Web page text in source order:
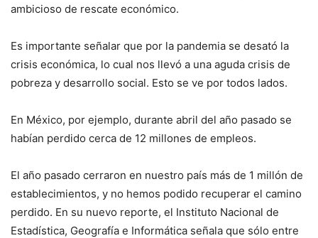
ambicioso de rescate económico.
Es importante señalar que por la pandemia se desató la
crisis económica, lo cual nos llevó a una aguda crisis de
pobreza y desarrollo social. Esto se ve por todos lados.
En México, por ejemplo, durante abril del año pasado se
habían perdido cerca de 12 millones de empleos.
El año pasado cerraron en nuestro país más de 1 millón de
establecimientos, y no hemos podido recuperar el camino
perdido. En su nuevo reporte, el Instituto Nacional de
Estadística, Geografía e Informática señala que sólo entre